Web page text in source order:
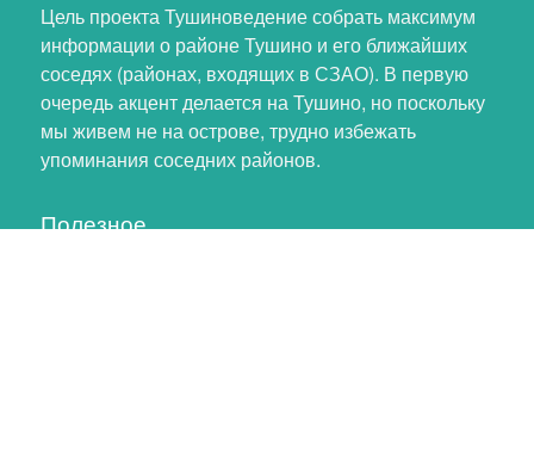
Цель проекта Тушиноведение собрать максимум
информации о районе Тушино и его ближайших
соседях (районах, входящих в СЗАО). В первую
очередь акцент делается на Тушино, но поскольку
мы живем не на острове, трудно избежать
упоминания соседних районов.
Полезное